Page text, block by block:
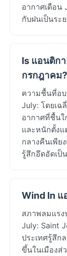
อากาศเดือน
กับฝนเป็นระ
Is แอนติก
กรกฎาคม?
ความชื้นที่อ
July: โดยเฉ
อากาศที่ชื้นใ
และหนักตั้งแ
กลางคืนเพีย
รู้สึกอึดอัดเป็
Wind In แ
สภาพลมแรง
July: Saint
ประเทศรู้สึก
ขึ้นในเมืองส่